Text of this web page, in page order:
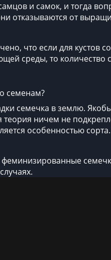
и самок, и тогда
отказываются от
что если для кустов
среды, то количество
семенам?
семечка в землю.
ничем не
особенностью
феминизированные